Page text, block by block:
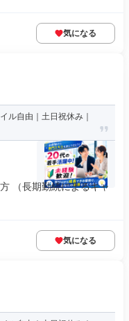
気になる
ル自由｜土日祝休み｜
（長期勤続によるキャ
気になる